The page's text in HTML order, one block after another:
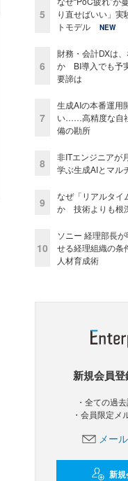
5
り直せばいい」実
トモデル
NEW
6
財務・会計DXは
か BI導入でも予
要諦は
7
生成AIの本番運用
い……高精度な自
備の勘所
8
非ITエンジニアが
学ぶ生成AIとマル
9
なぜ「リアルタイ
か 技術よりも根
10
ソニー 経理部長
せる経理組織の
人材育成術
新規会員登
・全ての過
・会員限定メ
メー
新